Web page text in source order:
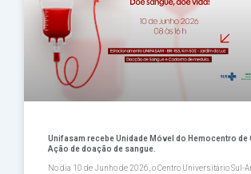
Unifasam recebe Unidade Móvel do Hemocentro de
Ação de doação de sangue.
No dia 10 de Junho de 2026, o Centro Universitário Sul-